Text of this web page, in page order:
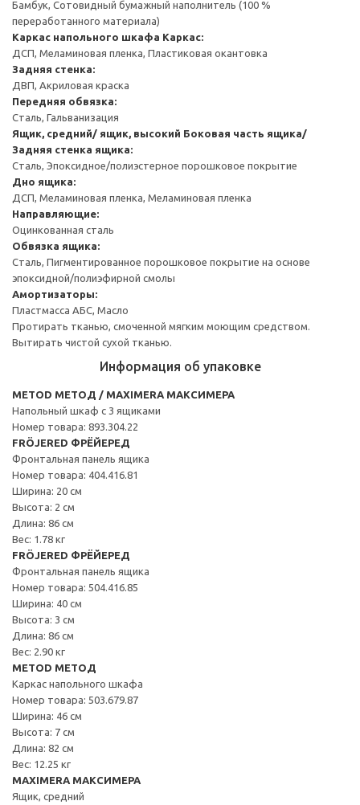
Бамбук, Сотовидный бумажный наполнитель (100 %
переработанного материала)
Каркас напольного шкафа Каркас:
ДСП, Меламиновая пленка, Пластиковая окантовка
Задняя стенка:
ДВП, Акриловая краска
Передняя обвязка:
Сталь, Гальванизация
Ящик, средний/ ящик, высокий Боковая часть ящика/
Задняя стенка ящика:
Сталь, Эпоксидное/полиэстерное порошковое покрытие
Дно ящика:
ДСП, Меламиновая пленка, Меламиновая пленка
Направляющие:
Оцинкованная сталь
Обвязка ящика:
Сталь, Пигментированное порошковое покрытие на основе
эпоксидной/полиэфирной смолы
Амортизаторы:
Пластмасса АБС, Масло
Протирать тканью, смоченной мягким моющим средством.
Вытирать чистой сухой тканью.
Информация об упаковке
METOD МЕТОД / MAXIMERA МАКСИМЕРА
Напольный шкаф с 3 ящиками
Номер товара: 893.304.22
FRÖJERED ФРЁЙЕРЕД
Фронтальная панель ящика
Номер товара: 404.416.81
Ширина: 20 см
Высота: 2 см
Длина: 86 см
Вес: 1.78 кг
FRÖJERED ФРЁЙЕРЕД
Фронтальная панель ящика
Номер товара: 504.416.85
Ширина: 40 см
Высота: 3 см
Длина: 86 см
Вес: 2.90 кг
METOD МЕТОД
Каркас напольного шкафа
Номер товара: 503.679.87
Ширина: 46 см
Высота: 7 см
Длина: 82 см
Вес: 12.25 кг
MAXIMERA МАКСИМЕРА
Ящик, средний